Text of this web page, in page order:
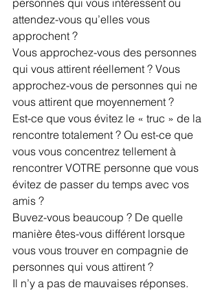
personnes qui vous intéressent ou
attendez-vous qu’elles vous
approchent ?
Vous approchez-vous des personnes
qui vous attirent réellement ? Vous
approchez-vous de personnes qui ne
vous attirent que moyennement ?
Est-ce que vous évitez le « truc » de la
rencontre totalement ? Ou est-ce que
vous vous concentrez tellement à
rencontrer VOTRE personne que vous
évitez de passer du temps avec vos
amis ?
Buvez-vous beaucoup ? De quelle
manière êtes-vous différent lorsque
vous vous trouver en compagnie de
personnes qui vous attirent ?
Il n’y a pas de mauvaises réponses.